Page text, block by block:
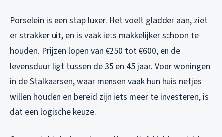
Porselein is een stap luxer. Het voelt gladder aan, ziet
er strakker uit, en is vaak iets makkelijker schoon te
houden. Prijzen lopen van €250 tot €600, en de
levensduur ligt tussen de 35 en 45 jaar. Voor woningen
in de Stalkaarsen, waar mensen vaak hun huis netjes
willen houden en bereid zijn iets meer te investeren, is
dat een logische keuze.